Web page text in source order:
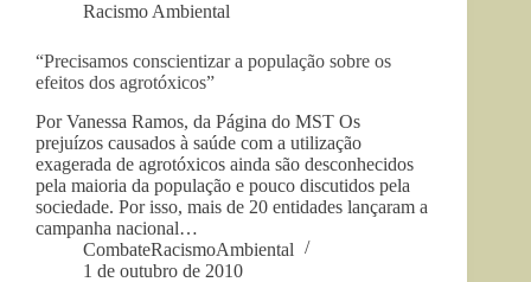
Racismo Ambiental
“Precisamos conscientizar a população sobre os
efeitos dos agrotóxicos”
Por Vanessa Ramos, da Página do MST Os
prejuízos causados à saúde com a utilização
exagerada de agrotóxicos ainda são desconhecidos
pela maioria da população e pouco discutidos pela
sociedade. Por isso, mais de 20 entidades lançaram a
campanha nacional…
CombateRacismoAmbiental
1 de outubro de 2010